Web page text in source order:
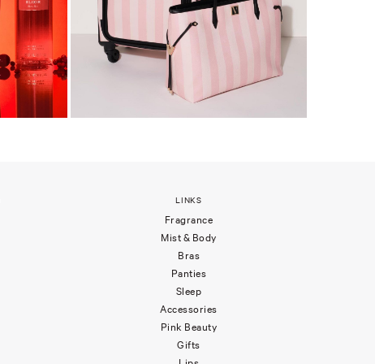
LINKS
Fragrance
Mist & Body
Bras
Panties
Sleep
Accessories
Pink Beauty
Gifts